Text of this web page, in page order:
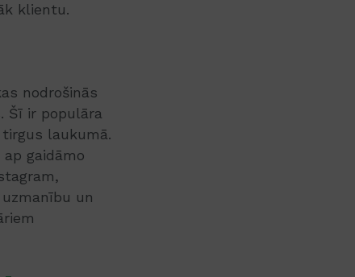
klientu.
nodrošinās
Šī ir populāra
laukumā.
gaidāmo
un